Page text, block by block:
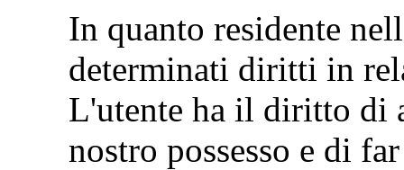
In quanto residente
determinati diritti in
L'utente ha il diritto di
nostro possesso e di